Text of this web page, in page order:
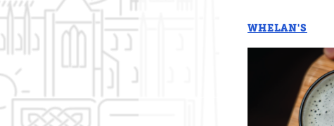
WHELAN'S